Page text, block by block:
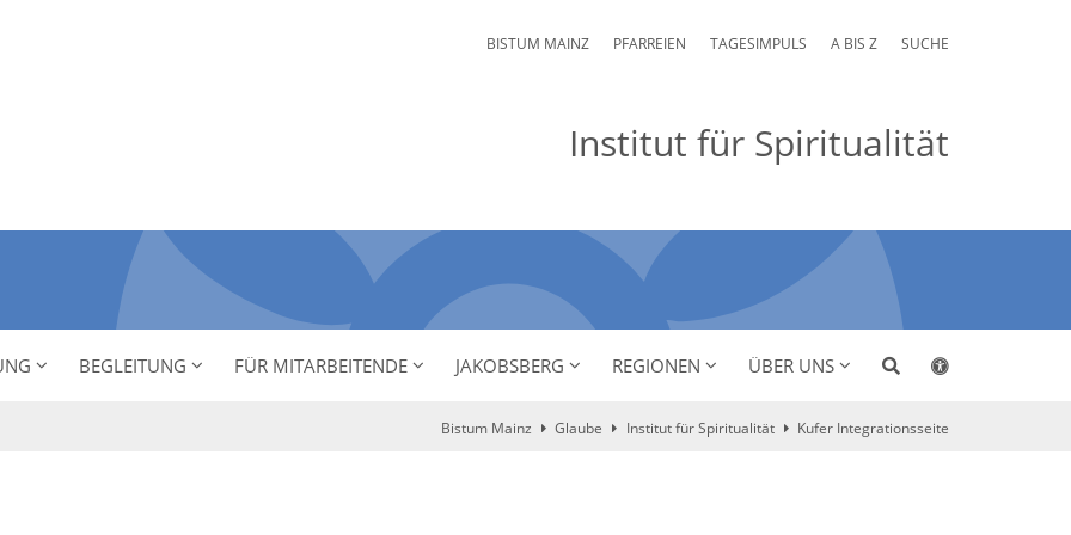
BISTUM MAINZ PFARREIEN TAGESIMPULS A BIS Z SUCHE
Institut für Spiritualität
BEGLEITUNG FÜR MITARBEITENDE JAKOBSBERG REGIONEN ÜBER UNS
Bistum Mainz Glaube Institut für Spiritualität Kufer Integrationsseite